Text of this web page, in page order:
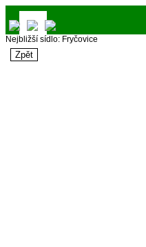
Nejbližší sídlo: Fryčovice